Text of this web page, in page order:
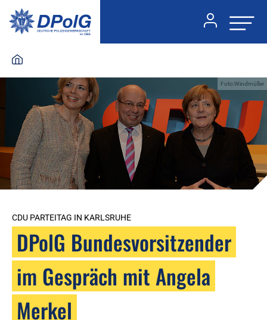
Foto:Windmüller
CDU PARTEITAG IN KARLSRUHE
DPolG Bundesvorsitzender
im Gespräch mit Angela
Merkel